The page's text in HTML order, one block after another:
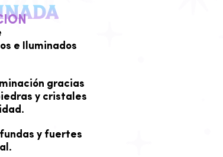
e Iluminados
gracias
y cristales
y fuertes